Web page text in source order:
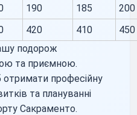
190 185
200
420 410
450
подорож
та приємною.
професійну
та плануванні
Сакраменто.